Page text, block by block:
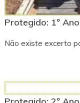
Protegido: 1º Ano
Não existe excerto